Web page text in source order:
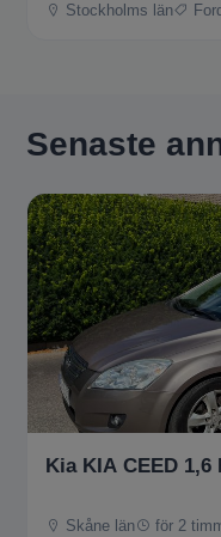
Stockholms län
Senaste
Kia KIA CEED 1,6
Skåne län för 2